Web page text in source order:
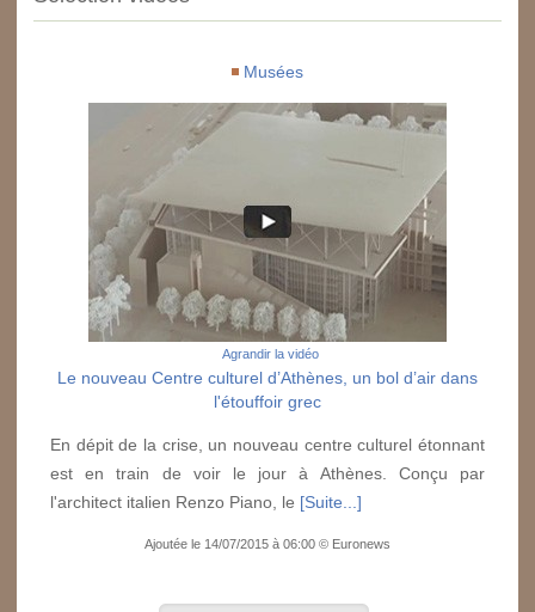
Musées
Agrandir la vidéo
Le nouveau Centre culturel d’Athènes, un bol d’air dans
l'étouffoir grec
En dépit de la crise, un nouveau centre culturel étonnant
est en train de voir le jour à Athènes. Conçu par
l'architect italien Renzo Piano, le [Suite...]
Ajoutée le 14/07/2015 à 06:00 © Euronews